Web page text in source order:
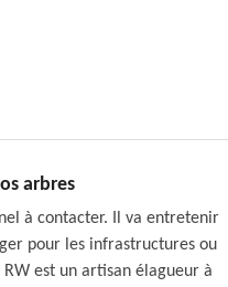
arbres
à contacter. Il va entretenir
pour les infrastructures ou
est un artisan élagueur à